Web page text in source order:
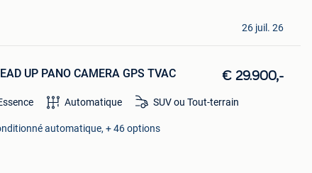
26 juil. 26
UP PANO CAMERA GPS TVAC € 29.900,-
Automatique SUV ou Tout-terrain
automatique, + 46 options